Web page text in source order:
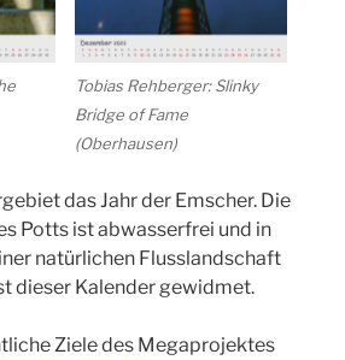
Tobias Rehberger: Slinky
Bridge of Fame
(Oberhausen)
das Jahr der Emscher. Die
Potts ist abwasserfrei und in
natürlichen Flusslandschaft
dieser Kalender gewidmet.
Ziele des Megaprojektes